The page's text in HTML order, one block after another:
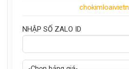
NHẬP SỐ ZALO ID